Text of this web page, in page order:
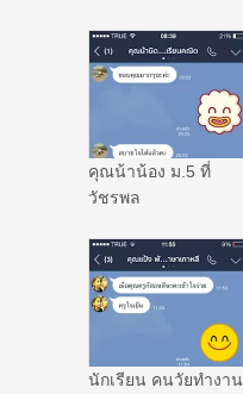
คุณน้าน้อง ม.5 ที่
วัชรพล
นักเรียน คนวัยทำงาน